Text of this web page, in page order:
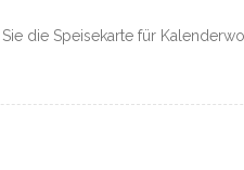
die Speisekarte für